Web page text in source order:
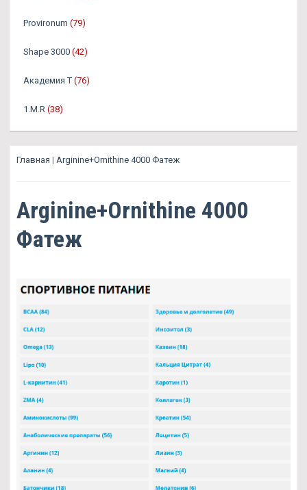
Provironum (79)
Shape 3000 (42)
Академия Т (76)
1.M.R (38)
Главная | Arginine+Ornithine 4000 Фатеж
Arginine+Ornithine 4000
Фатеж